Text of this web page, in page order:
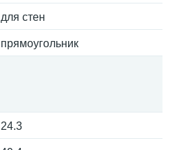
для стен
прямоугольник
24.3